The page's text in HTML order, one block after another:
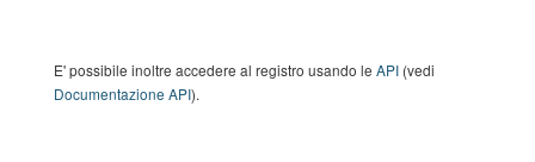
E' possibile inoltre accedere al registro usando le API (vedi
Documentazione API).